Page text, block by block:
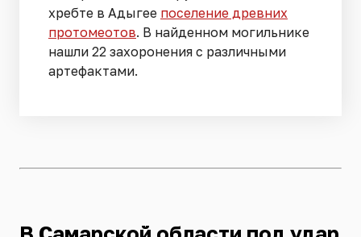
хребте в Адыгее поселение древних
протомеотов. В найденном могильнике
нашли 22 захоронения с различными
артефактами.